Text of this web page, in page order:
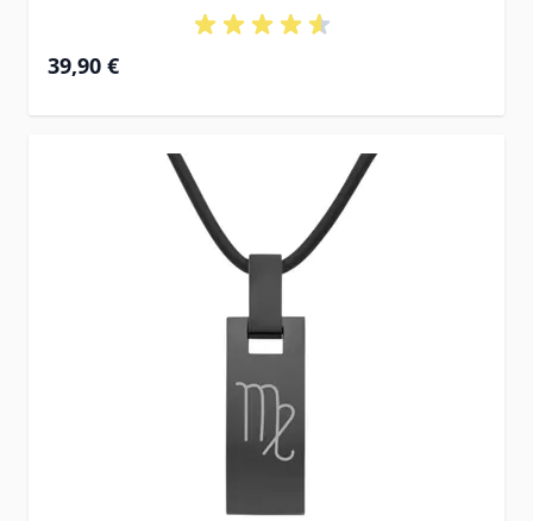
39,90 €